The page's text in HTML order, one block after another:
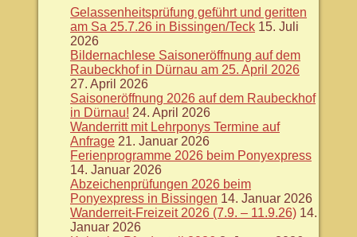
Gelassenheitsprüfung geführt und geritten
am Sa 25.7.26 in Bissingen/Teck 15. Juli
2026
Bildernachlese Saisoneröffnung auf dem
Raubeckhof in Dürnau am 25. April 2026
27. April 2026
Saisoneröffnung 2026 auf dem Raubeckhof
in Dürnau! 24. April 2026
Wanderritt mit Lehrponys Termine auf
Anfrage 21. Januar 2026
Ferienprogramme 2026 beim Ponyexpress
14. Januar 2026
Abzeichenprüfungen 2026 beim
Ponyexpress in Bissingen 14. Januar 2026
Wanderreit-Freizeit 2026 (7.9. – 11.9.26) 14.
Januar 2026